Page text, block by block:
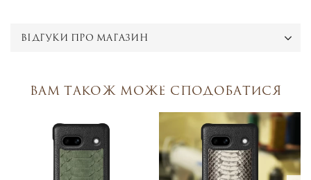
ВІДГУКИ ПРО МАГАЗИН
Вам також може сподобатися